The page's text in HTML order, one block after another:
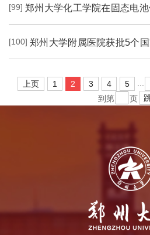
[99]
[100]
上页 1 2 3 4 5
到第
页